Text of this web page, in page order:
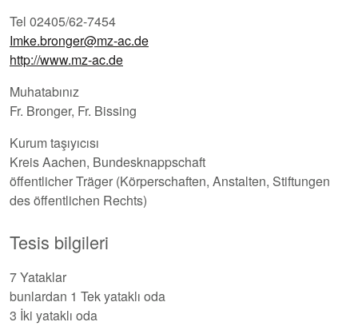
Tel 02405/62-7454
Imke.bronger@mz-ac.de
http://www.mz-ac.de
Muhatabınız
Fr. Bronger, Fr. Bissing
Kurum taşıyıcısı
Kreis Aachen, Bundesknappschaft
öffentlicher Träger (Körperschaften, Anstalten, Stiftungen
des öffentlichen Rechts)
Tesis bilgileri
7 Yataklar
bunlardan 1 Tek yataklı oda
3 İki yataklı oda